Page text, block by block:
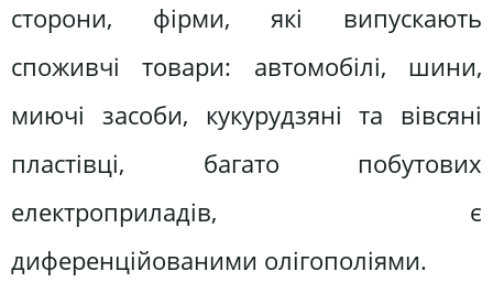
сторони, фірми, які випускають
споживчі товари: автомобілі, шини,
миючі засоби, кукурудзяні та вівсяні
пластівці, багато побутових
електроприладів, є
диференційованими олігополіями.